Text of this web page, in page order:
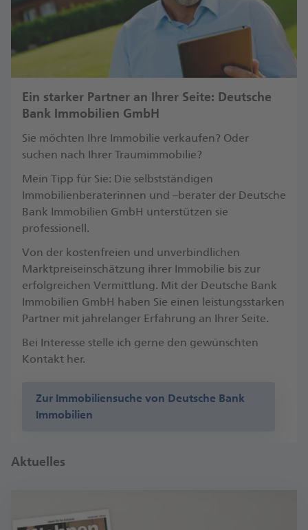
Ein starker Partner an Ihrer Seite: Deutsche
Bank Immobilien GmbH
Sie möchten Ihre Immobilie verkaufen? Oder
suchen nach Ihrer Traumimmobilie?
Mein Tipp für Sie: Die selbstständigen
Immobilienberaterinnen und –berater der Deutsche
Bank Immobilien GmbH unterstützen sie
professionell.
Von der kostenfreien und unverbindlichen
Marktpreiseinschätzung ihrer Immobilie bis zur
erfolgreichen Vermittlung. Mit der Deutsche Bank
Immobilien GmbH haben Sie einen leistungsstarken
Partner mit jahrelanger Erfahrung an Ihrer Seite.
Bei Interesse stelle ich gerne den gewünschten
Kontakt her.
Zur Immobiliensuche von Deutsche Bank
Immobilien
Aktuelles